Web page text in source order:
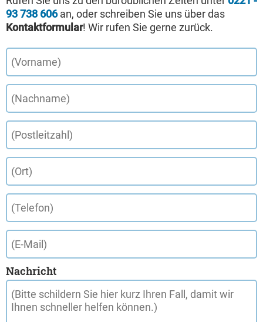
93 738 606an, oder schreiben Sie uns über das
Kontaktformular! Wir rufen Sie gerne zurück.
Nachricht